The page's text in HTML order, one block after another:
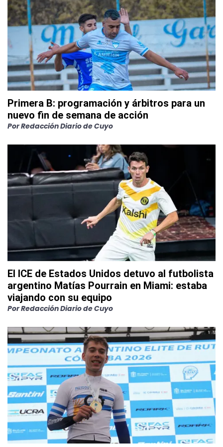
Primera B: programación y árbitros para un
nuevo fin de semana de acción
PorRedacción Diario de Cuyo
El ICE de Estados Unidos detuvo al futbolista
argentino Matías Pourrain en Miami: estaba
viajando con su equipo
PorRedacción Diario de Cuyo